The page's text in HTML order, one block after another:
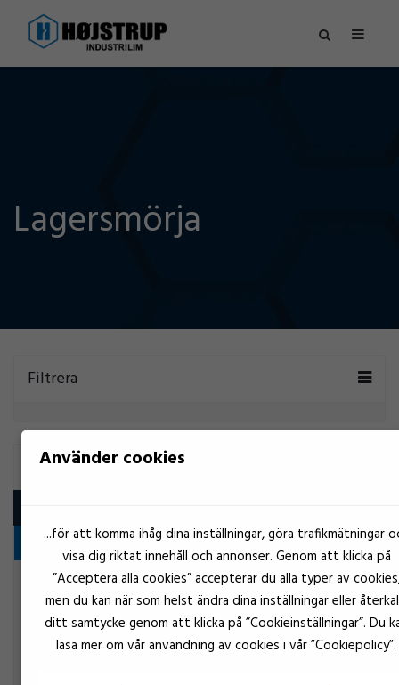
Lagersmörja
Filtrera
LAGERSMÖRJA
Fedt
Molykote 111 compound
Lagersmörja
Transparent
Använder cookies
...för att komma ihåg dina inställningar, göra trafikmätningar
visa dig riktat innehåll och annonser. Genom att klicka på
”Acceptera alla cookies” accepterar du alla typer av
men du kan när som helst ändra dina inställningar eller
ditt samtycke genom att klicka på ”Cookieinställningar”. Du
läsa mer om vår användning av cookies i vår ”Cookiepolicy”.